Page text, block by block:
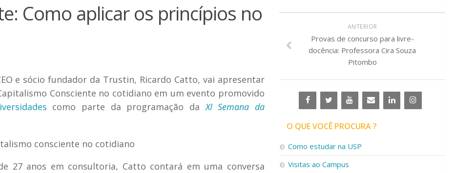
Como aplicar os princípios no
e sócio fundador da Trustin, Ricardo Catto,vai apresentar
Consciente no cotidiano em um evento promovido
como parte da programação da XI Semana da
27 anos em consultoria, Catto contará em uma conversa
ANTERIOR
Provas de concurso para livre-
docência: Professora Cira Souza
Pitombo
O QUE VOCÊ PROCURA ?
Como estudar na USP
Visitas ao Campus